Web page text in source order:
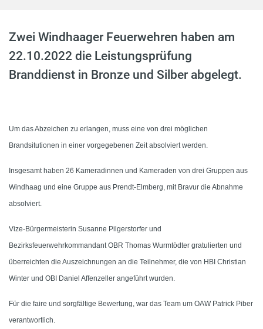
Zwei Windhaager Feuerwehren haben am
22.10.2022 die Leistungsprüfung
Branddienst in Bronze und Silber abgelegt.
Um das Abzeichen zu erlangen, muss eine von drei möglichen
Brandsitutionen in einer vorgegebenen Zeit absolviert werden.
Insgesamt haben 26 Kameradinnen und Kameraden von drei Gruppen aus
Windhaag und eine Gruppe aus Prendt-Elmberg, mit Bravur die Abnahme
absolviert.
Vize-Bürgermeisterin Susanne Pilgerstorfer und
Bezirksfeuerwehrkommandant OBR Thomas Wurmtödter gratulierten und
überreichten die Auszeichnungen an die Teilnehmer, die von HBI Christian
Winter und OBI Daniel Affenzeller angeführt wurden.
Für die faire und sorgfältige Bewertung, war das Team um OAW Patrick Piber
verantwortlich.